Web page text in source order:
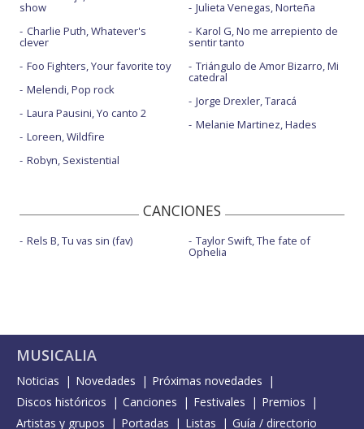
show
Charlie Puth, Whatever's
clever
Foo Fighters, Your favorite toy
Melendi, Pop rock
Laura Pausini, Yo canto 2
Loreen, Wildfire
Robyn, Sexistential
Julieta Venegas, Norteña
Karol G, No me arrepiento de
sentir tanto
Triángulo de Amor Bizarro, Mi
catedral
Jorge Drexler, Taracá
Melanie Martinez, Hades
CANCIONES
Rels B, Tu vas sin (fav) Taylor Swift, The fate of
Ophelia
MUSICALIA
Noticias Novedades
Próximas novedades
Discos históricos
Canciones Festivales
Premios
Artistas y grupos
Portadas Listas Guía / directorio